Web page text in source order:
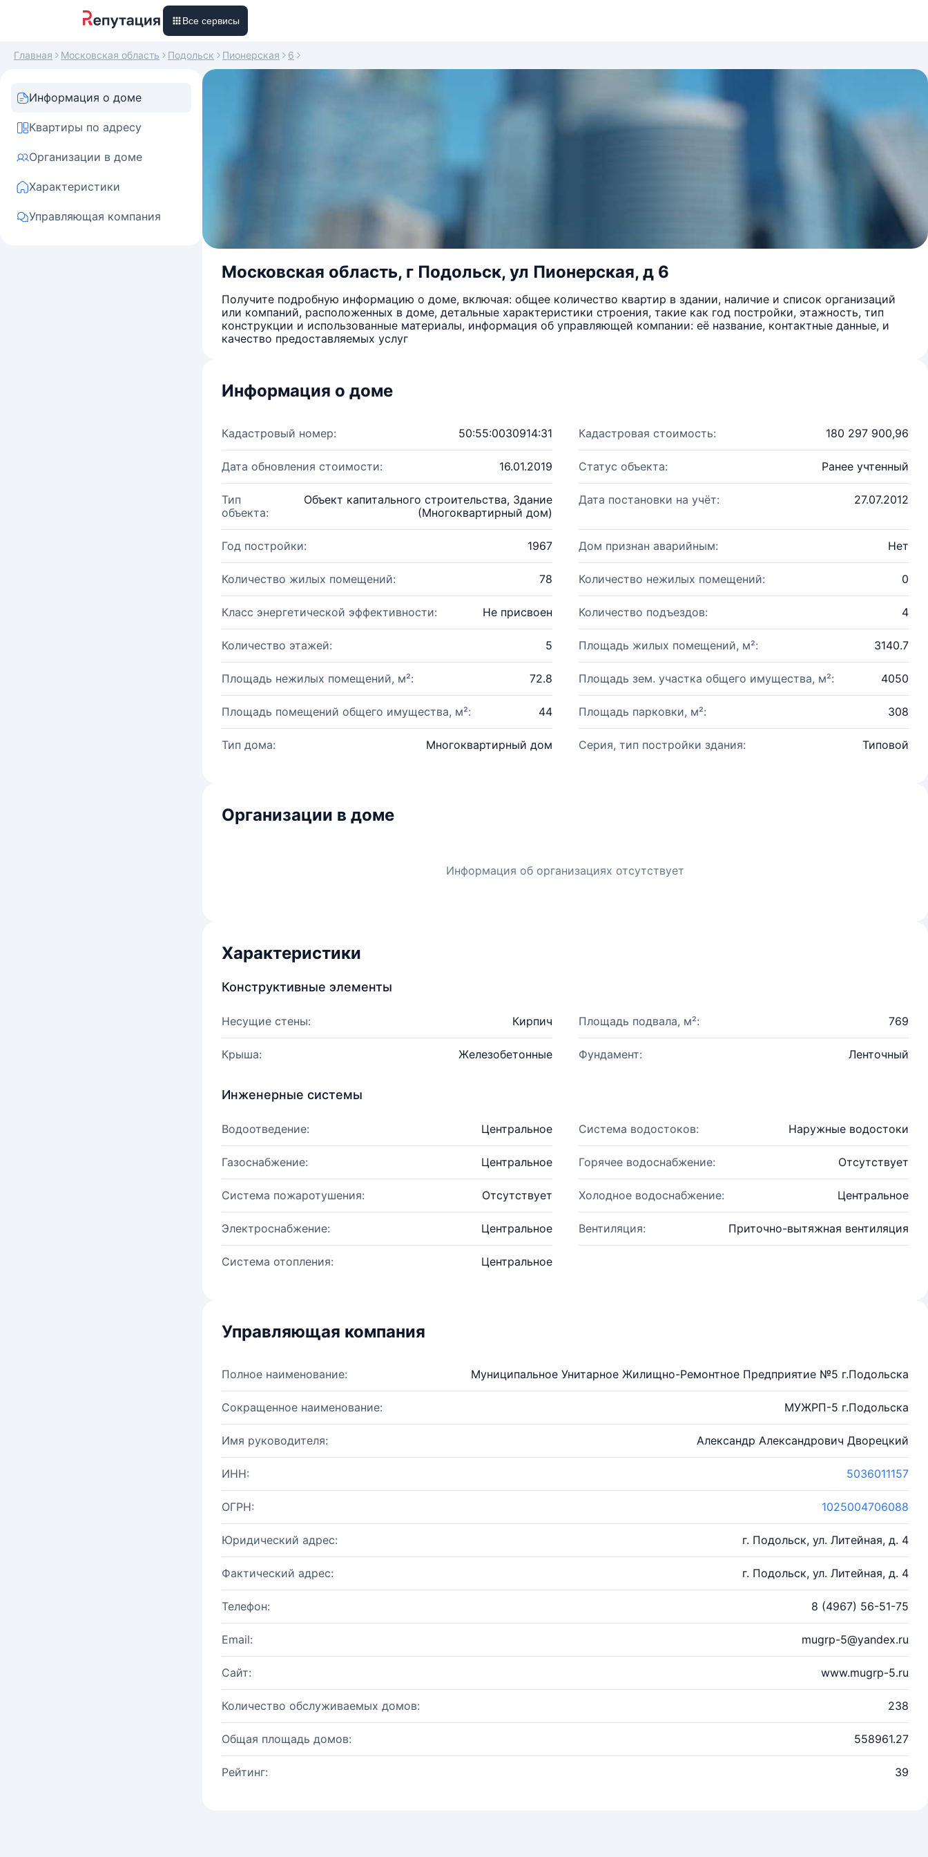
Все сервисы
Главная Московская область Подольск Пионерская 6
Информация о доме
Квартиры по адресу
Организации в доме
Характеристики
Управляющая компания
Московская область, г Подольск, ул Пионерская, д 6
Получите подробную информацию о доме, включая: общее количество квартир в здании, наличие и список организаций
или компаний, расположенных в доме, детальные характеристики строения, такие как год постройки, этажность, тип
конструкции и использованные материалы, информация об управляющей компании: её название, контактные данные, и
качество предоставляемых услуг
Информация о доме
Кадастровый номер: 50:55:0030914:31 Кадастровая стоимость: 180 297 900,96
Дата обновления стоимости: 16.01.2019 Статус объекта: Ранее учтенный
Тип
объекта:
Объект капитального строительства, Здание
(Многоквартирный дом)
Дата постановки на учёт: 27.07.2012
Год постройки: 1967 Дом признан аварийным: Нет
Количество жилых помещений: 78 Количество нежилых помещений: 0
Класс энергетической эффективности: Не присвоен Количество подъездов: 4
Количество этажей: 5 Площадь жилых помещений, м²: 3140.7
Площадь нежилых помещений, м²: 72.8 Площадь зем. участка общего имущества, м²: 4050
Площадь помещений общего имущества, м²: 44 Площадь парковки, м²: 308
Тип дома: Многоквартирный дом Серия, тип постройки здания: Типовой
Организации в доме
Информация об организациях отсутствует
Характеристики
Конструктивные элементы
Несущие стены: Кирпич Площадь подвала, м²: 769
Крыша: Железобетонные Фундамент: Ленточный
Инженерные системы
Водоотведение: Центральное Система водостоков: Наружные водостоки
Газоснабжение: Центральное Горячее водоснабжение: Отсутствует
Система пожаротушения: Отсутствует Холодное водоснабжение: Центральное
Электроснабжение: Центральное Вентиляция: Приточно-вытяжная вентиляция
Система отопления: Центральное
Управляющая компания
Полное наименование: Муниципальное Унитарное Жилищно-Ремонтное Предприятие №5 г.Подольска
Сокращенное наименование: МУЖРП-5 г.Подольска
Имя руководителя: Александр Александрович Дворецкий
ИНН: 5036011157
ОГРН: 1025004706088
Юридический адрес: г. Подольск, ул. Литейная, д. 4
Фактический адрес: г. Подольск, ул. Литейная, д. 4
Телефон: 8 (4967) 56-51-75
Email: mugrp-5@yandex.ru
Сайт: www.mugrp-5.ru
Количество обслуживаемых домов: 238
Общая площадь домов: 558961.27
Рейтинг: 39